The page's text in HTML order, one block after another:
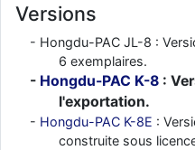
Versions
Hongdu-PAC JL-8 :
6 exemplaires.
Hongdu-PAC K-8 :
l'exportation.
Hongdu-PAC K-8E :
construite sous